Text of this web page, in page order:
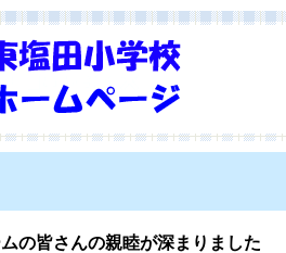
の皆さんの親睦が深まりました